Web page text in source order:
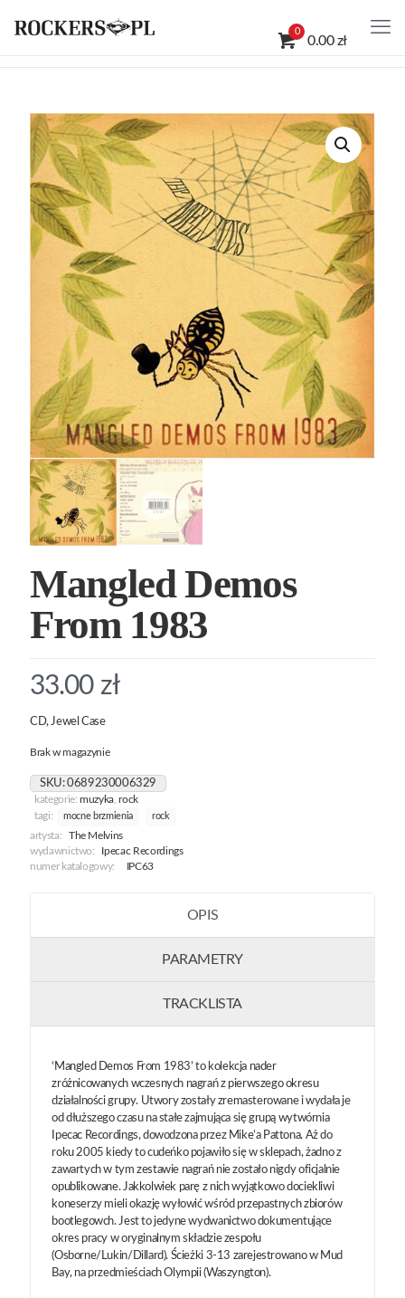
0
0.00 zł
Mangled Demos
From 1983
33.00 zł
CD, Jewel Case
Brak w magazynie
SKU:0689230006329
kategorie:muzyka ,rock
tagi:
mocne brzmienia rock
artysta:
The Melvins
wydawnictwo:
Ipecac Recordings
numer katalogowy:
IPC63
OPIS
PARAMETRY
TRACKLISTA
‘Mangled Demos From 1983’ to kolekcja nader
zróżnicowanych wczesnych nagrań z pierwszego okresu
działalności grupy. Utwory zostały zremasterowane i wydała je
od dłuższego czasu na stałe zajmująca się grupą wytwórnia
Ipecac Recordings, dowodzona przez Mike’a Pattona. Aż do
roku 2005 kiedy to cudeńko pojawiło się w sklepach, żadno z
zawartych w tym zestawie nagrań nie zostało nigdy oficjalnie
opublikowane. Jakkolwiek parę z nich wyjątkowo dociekliwi
koneserzy mieli okazję wyłowić wśród przepastnych zbiorów
bootlegowch. Jest to jedyne wydwanictwo dokumentujące
okres pracy w oryginalnym składzie zespołu
(Osborne/Lukin/Dillard). Ścieżki 3-13 zarejestrowano w Mud
Bay, na przedmieściach Olympii (Waszyngton).